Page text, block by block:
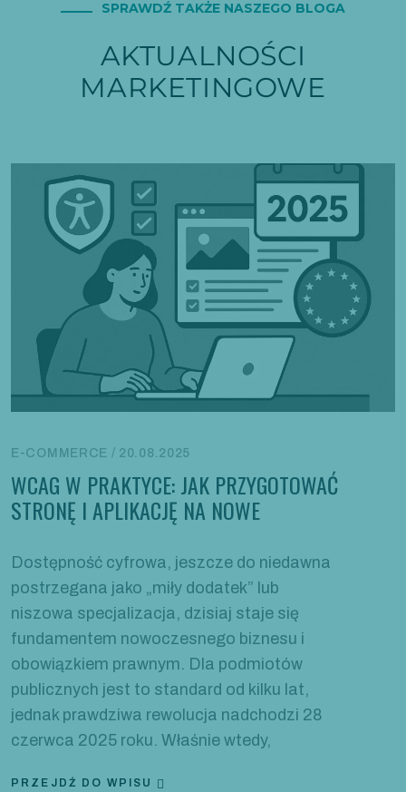
SPRAWDŹ TAKŻE NASZEGO BLOGA
AKTUALNOŚCI
MARKETINGOWE
E-COMMERCE / 20.08.2025
WCAG W PRAKTYCE: JAK PRZYGOTOWAĆ
STRONĘ I APLIKACJĘ NA NOWE
Dostępność cyfrowa, jeszcze do niedawna
postrzegana jako „miły dodatek” lub
niszowa specjalizacja, dzisiaj staje się
fundamentem nowoczesnego biznesu i
obowiązkiem prawnym. Dla podmiotów
publicznych jest to standard od kilku lat,
jednak prawdziwa rewolucja nadchodzi 28
czerwca 2025 roku. Właśnie wtedy,
PRZEJDŹ DO WPISU